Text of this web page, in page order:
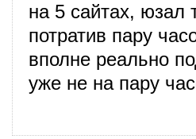
на 5 сайтах,
потратив пару
вполне реально
уже не на пару